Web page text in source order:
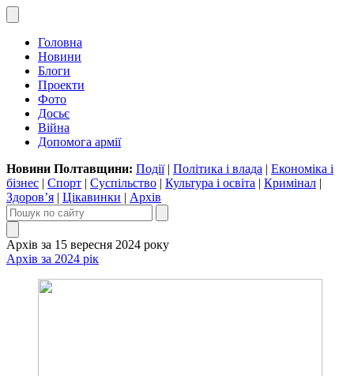
Головна
Новини
Блоги
Проекти
Фото
Досьє
Війна
Допомога армії
Новини Полтавщини: Події| Політика і влада | Економіка і
бізнес | Спорт | Суспільство | Культура і освіта | Кримінал |
Здоров’я | Цікавинки | Архів
Архів за 15 вересня 2024 року
Архів за 2024 рік